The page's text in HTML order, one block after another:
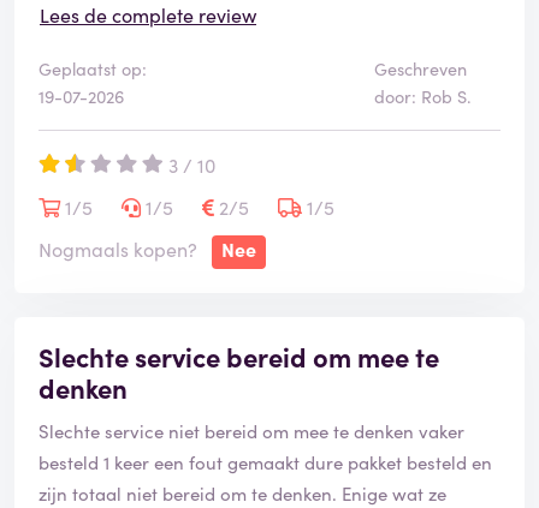
Surprose. Chapeau.
Helaas is 0 sterren geven niet mogelijk.
Lees de complete review
Geplaatst op:
19-07-2026
Geschreven
door: Rob S.
3 / 10
1/5
1/5 2/5
1/5
Nogmaals kopen?
Nee
Slechte service bereid om mee te
denken
Slechte service niet bereid om mee te denken vaker
besteld 1 keer een fout gemaakt dure pakket besteld en
zijn totaal niet bereid om te denken. Enige wat ze